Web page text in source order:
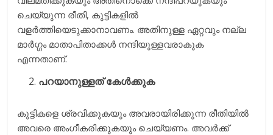
ചെയ്യുന്ന രീതി, കുട്ടികളില്‍
വളര്‍ത്തിയെടുക്കാനാവണം. അതിനുള്ള ഏറ്റവും നല്ല
മാര്‍ഗ്ഗം മാതാപിതാക്കള്‍ നന്ദിയുള്ളവരാകുക
എന്നതാണ്‌.
പറയാനുള്ളത്‌ കേള്‍ക്കുക
കുട്ടികളെ ശ്രവിക്കുകയും അവരായിരിക്കുന്ന രീതിയില്‍
അവരെ അംഗീകരിക്കുകയും ചെയ്യണം. അവര്‍ക്ക്‌